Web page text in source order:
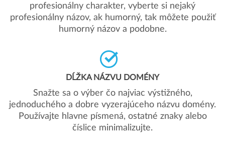
profesionálny charakter, vyberte si nejaký
profesionálny názov, ak humorný, tak môžete použiť
humorný názov a podobne.
DĹŽKA NÁZVU DOMÉNY
Snažte sa o výber čo najviac výstižného,
jednoduchého a dobre vyzerajúceho názvu domény.
Používajte hlavne písmená, ostatné znaky alebo
číslice minimalizujte.